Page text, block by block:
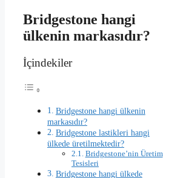
Bridgestone hangi
ülkenin markasıdır?
İçindekiler
Bridgestone hangi ülkenin
markasıdır?
Bridgestone lastikleri hangi
ülkede üretilmektedir?
Bridgestone’nin Üretim
Tesisleri
Bridgestone hangi ülkede